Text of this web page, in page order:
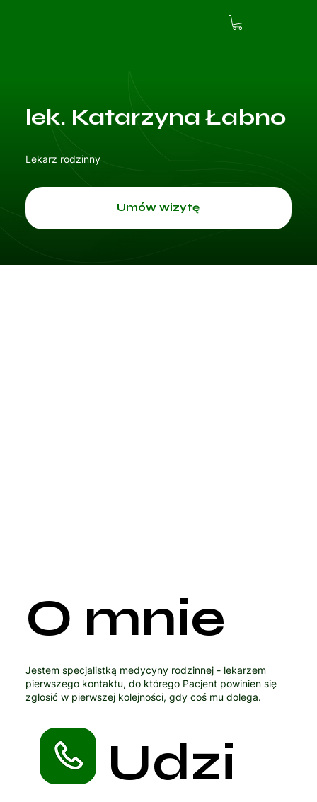
lek. Katarzyna Łabno
Umów wizytę
Lekarz rodzinny
O mnie
Jestem specjalistką medycyny rodzinnej - lekarzem
pierwszego kontaktu, do którego Pacjent powinien się
zgłosić w pierwszej kolejności, gdy coś mu dolega.
Udzi